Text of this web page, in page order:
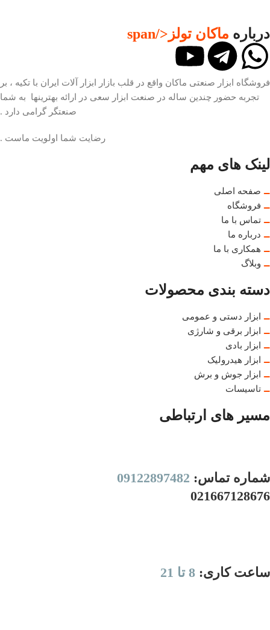
درباره ماکان تولز </span
فروشگاه ابزار صنعتی ماکان واقع در قلب بازار ابزار آلات ایران با تکیه ، بر
تجربه حضور چندین ساله در صنعت ابزار سعی در ارائه بهترینها به شما
صنعتگر گرامی دارد .
رضایت شما اولویت ماست .
لینک های مهم
صفحه اصلی
فروشگاه
تماس با ما
درباره ما
همکاری با ما
وبلاگ
دسته بندی محصولات
ابزار دستی و عمومی
ابزار برقی و شارژی
ابزار بادی
ابزار هیدرولیک
ابزار جوش و برش
تاسیسات
مسیر های ارتباطی
شماره تماس: 09122897482
021667128676
ساعت کاری: 8 تا 21